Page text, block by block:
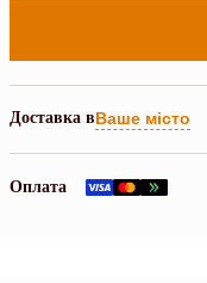
Доставка вВаше місто
Оплата